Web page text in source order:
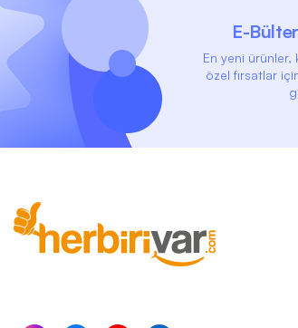
E-
En yeni ürünler,
özel fırsatlar